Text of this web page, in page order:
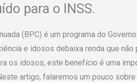
para o INSS.
(BPC) é um programa do
e idosos debaixa renda que
os idosos, este benefício é uma
artigo, falaremos um pouco